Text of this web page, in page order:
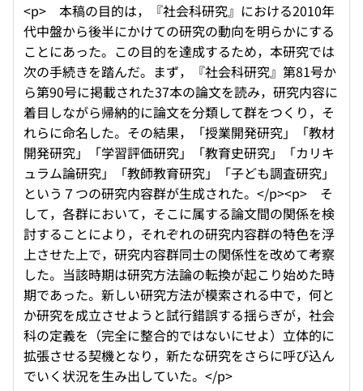
<p> 本稿の目的は，『社会科研究』における2010年
代中盤から後半にかけての研究の動向を明らかにする
ことにあった。この目的を達成するため，本研究では
次の手続きを踏んだ。まず，『社会科研究』第81号か
ら第90号に掲載された37本の論文を読み，研究内容に
着目しながら帰納的に論文を分類して群をつくり，そ
れらに命名した。その結果，「授業開発研究」「教材
開発研究」「学習評価研究」「教育史研究」「カリキ
ュラム論研究」「教師教育研究」「子ども調査研究」
という７つの研究内容群が生成された。</p><p> そ
して，各群において，そこに属する論文間の関係を検
討することにより，それぞれの研究内容群の特色を浮
上させた上で，研究内容群同士の関係性を改めて考察
した。当該時期は研究方法論の転換が起こり始めた時
期であった。新しい研究方法が模索される中で，何と
か研究を成立させようと試行錯誤する揺らぎが，社会
科の定義を（完全に整合的ではないにせよ）立体的に
拡張させる契機となり，新たな研究をさらに呼び込ん
でいく状況を生み出していた。</p>